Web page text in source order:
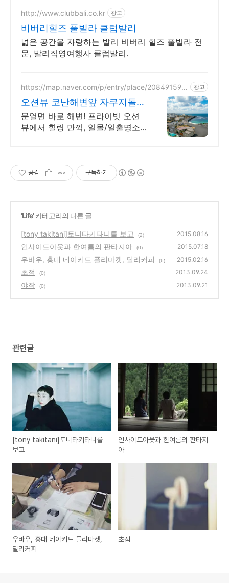
http://www.clubbali.co.kr 광고
비버리힐즈 풀빌라 클럽발리
넓은 공간을 자랑하는 발리 비버리 힐즈 풀빌라 전
문, 발리직영여행사 클럽발리.
https://map.naver.com/p/entry/place/208491597
광고
오션뷰 코난해변앞 자쿠지돌집
2인~10인 대가족/단체예약
문열면 바로 해변! 프라이빗 오션
뷰에서 힐링 만끽, 일몰/일출명소
공감 구독하기
'Life' 카테고리의 다른 글
[tony takitani]토니타키타니를 보고 (2) 2015.08.16
인사이드아웃과 한여름의 판타지아 (0) 2015.07.18
우바우, 홍대 네이키드 플리마켓, 딜리커피 (6) 2015.02.16
초점 (0) 2013.09.24
야작 (0) 2013.09.21
관련글
[tony takitani]토니타키타니를
보고
인사이드아웃과 한여름의 판타지
아
우바우, 홍대 네이키드 플리마켓,
딜리커피
초점